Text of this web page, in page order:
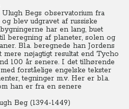
Begs observatorium fra
blev udgravet af russiske
har en lang, buet
beregning af planeter, solen og
Bl.a. beregnede han Jordens
nøjagtigt resultat end Tycho
100 år senere. I det tilhørende
forståelige engelske tekster
tegninger m.v. Her er bl.a.
han er fra en senere